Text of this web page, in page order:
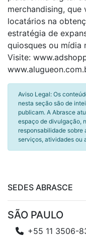
merchandising,
locatários na
estratégia de
quiosques ou mídia
Visite:
Aviso Legal: Os
nesta seção são de
publicam. A Abrasce
espaço de divulgação,
responsabilidade
serviços, atividades ou
SEDES ABRASCE
SÃO PAULO
+55 11 3506-